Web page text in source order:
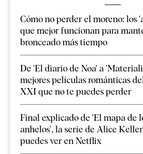
Cómo no perder el moreno: los
que mejor funcionan para
bronceado más tiempo
De 'El diario de Noa' a
mejores películas románticas
XXI que no te puedes perder
Final explicado de 'El mapa de
anhelos', la serie de Alice
puedes ver en Netflix